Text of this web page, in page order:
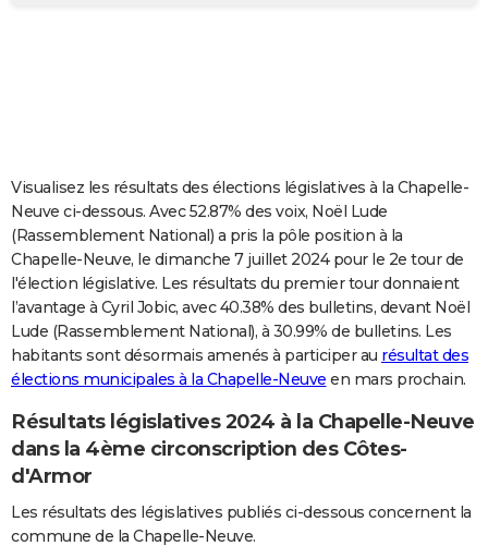
Carte de Noël
Carte Bonne année
Carte Saint-Valentin
Carte Pâques
Carte d'anniversaire
DICTIONNAIRE
Dictionnaire
Biographies
Citations
Expressions
Proverbes
COPAINS D'AVANT
S'inscrire
Se connecter
Lycées
Collèges
Primaires
Universités
Entreprises
Service militaire
Avis de recherche
AVIS DE DÉCÈS
FORUM
Bricolage
Lifestyle
Culture
Sport
Auto
Television
Voyage
Cinema
Visualisez les résultats des élections législatives à la Chapelle-
Neuve ci-dessous. Avec 52.87% des voix, Noël Lude
(Rassemblement National) a pris la pôle position à la
Chapelle-Neuve, le dimanche 7 juillet 2024 pour le 2e tour de
l'élection législative. Les résultats du premier tour donnaient
l’avantage à Cyril Jobic, avec 40.38% des bulletins, devant Noël
Lude (Rassemblement National), à 30.99% de bulletins. Les
habitants sont désormais amenés à participer au résultat des
élections municipales à la Chapelle-Neuve en mars prochain.
Résultats législatives 2024 à la Chapelle-Neuve
dans la 4ème circonscription des Côtes-
d'Armor
Les résultats des législatives publiés ci-dessous concernent la
commune de la Chapelle-Neuve.